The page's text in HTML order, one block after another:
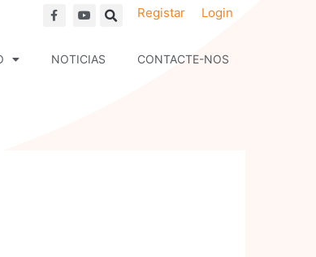
F
a
b
o
Y
o
u
b
Registar Login
NOTICIAS CONTACTE-NOS